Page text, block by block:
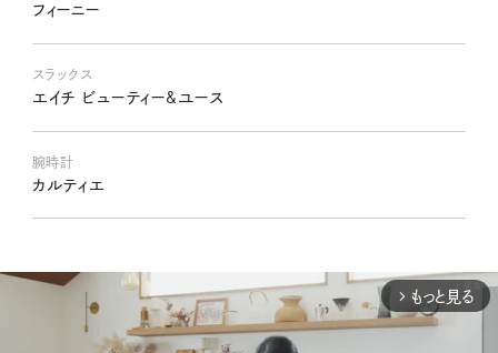
フィーニー
スラックス
エイチ ビューティー&ユース
腕時計
カルティエ
arrow_forward_ios もっと見る